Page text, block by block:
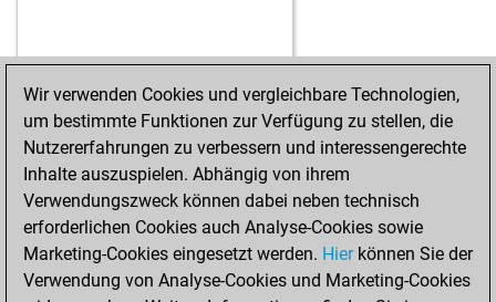
Wir verwenden Cookies und vergleichbare Technologien,
um bestimmte Funktionen zur Verfügung zu stellen, die
Nutzererfahrungen zu verbessern und interessengerechte
Inhalte auszuspielen. Abhängig von ihrem
Verwendungszweck können dabei neben technisch
erforderlichen Cookies auch Analyse-Cookies sowie
Marketing-Cookies eingesetzt werden. Hierkönnen Sie der
Verwendung von Analyse-Cookies und Marketing-Cookies